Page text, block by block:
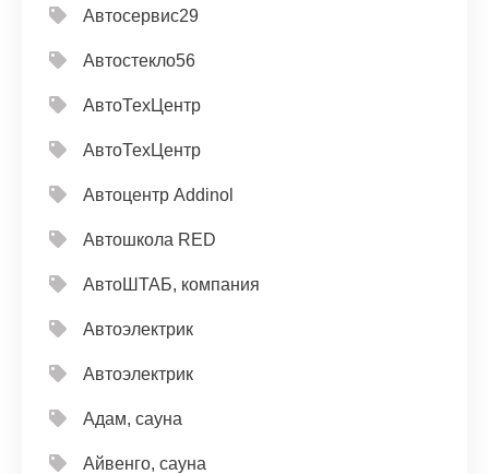
Автосервис29
Автостекло56
АвтоТехЦентр
АвтоТехЦентр
Автоцентр Addinol
Автошкола RED
АвтоШТАБ, компания
Автоэлектрик
Автоэлектрик
Адам, сауна
Айвенго, сауна